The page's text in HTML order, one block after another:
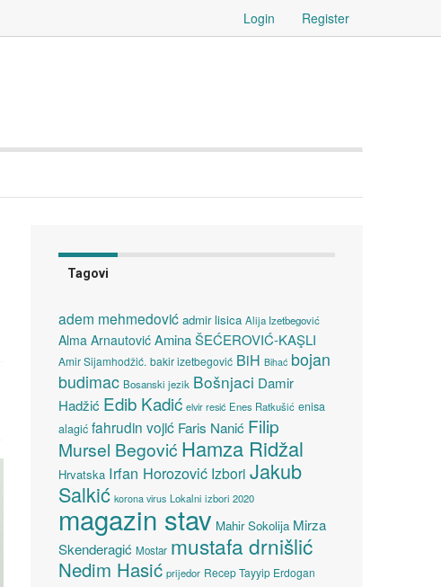
Login Register
Tagovi
adem mehmedović admir lisica Alija Izetbegović
Alma Arnautović Amina ŠEĆEROVIĆ-KAŞLI
Amir Sijamhodžić. bakir izetbegović BiH Bihać bojan
budimac Bosanski jezik Bošnjaci Damir
Hadžić Edib Kadić elvir resić Enes Ratkušić enisa
alagić fahrudin vojić Faris Nanić Filip
Mursel Begović Hamza Ridžal
Hrvatska Irfan Horozović Izbori Jakub
Salkić korona virus Lokalni izbori 2020
magazin stav Mahir Sokolija Mirza
Skenderagić Mostar mustafa drnišlić
Nedim Hasić prijedor Recep Tayyip Erdogan